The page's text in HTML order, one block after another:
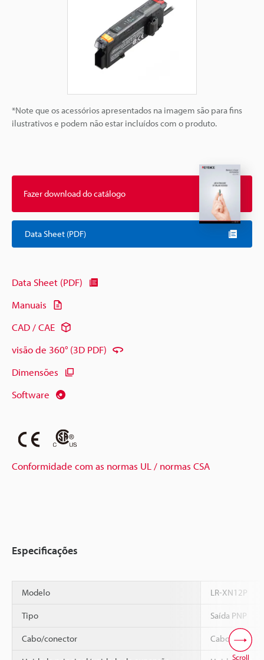
*Note que os acessórios apresentados na imagem são para fins
ilustrativos e podem não estar incluídos com o produto.
Fazer download do catálogo
Data Sheet (PDF)
Data Sheet (PDF)
Manuais
CAD / CAE
visão de 360° (3D PDF)
Dimensões
Software
Conformidade com as normas UL / normas CSA
Especificações
Modelo LR-XN12P
Tipo Saída PNP
Cabo/conector Cabo
Scroll